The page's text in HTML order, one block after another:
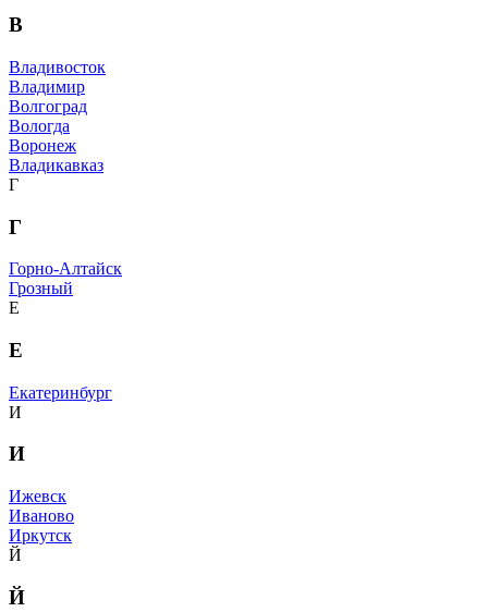
В
Владивосток
Владимир
Волгоград
Вологда
Воронеж
Владикавказ
Г
Г
Горно-Алтайск
Грозный
Е
Е
Екатеринбург
И
И
Ижевск
Иваново
Иркутск
Й
Й